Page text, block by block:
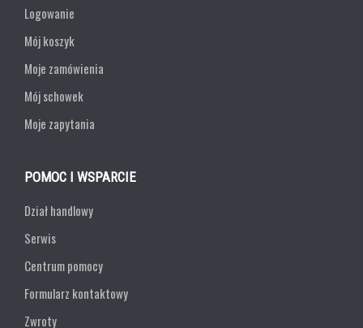
Logowanie
Mój koszyk
Moje zamówienia
Mój schowek
Moje zapytania
POMOC I WSPARCIE
Dział handlowy
Serwis
Centrum pomocy
Formularz kontaktowy
Zwroty